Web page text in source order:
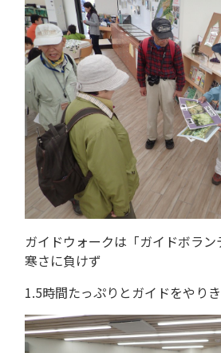
ガイドウォークは「ガイドボラ
寒さに負けず
1.5時間たっぷりとガイドをやりき